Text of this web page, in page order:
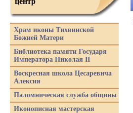
Храм иконы Тихвинской
Божией Матери
Библиотека памяти Государя
Императора Николая II
Воскресная школа Цесаревича
Алексия
Паломническая служба общины
Иконописная мастерская